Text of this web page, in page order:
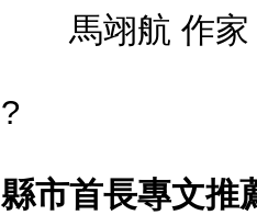
馬翊航 作
?
縣市首長專文推